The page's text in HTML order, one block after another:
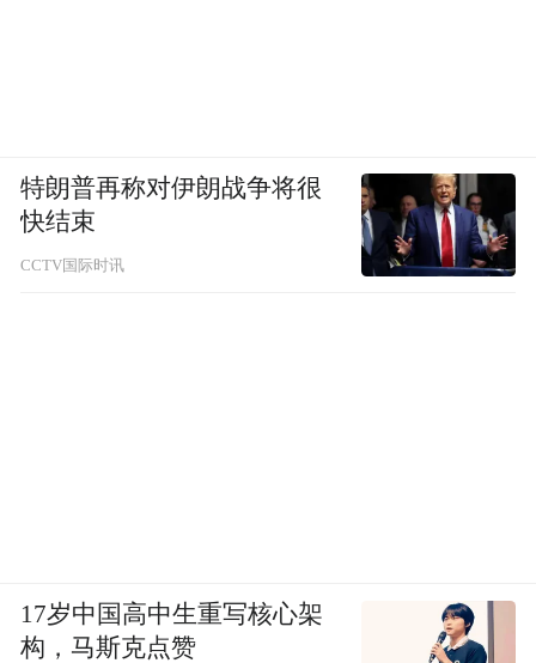
特朗普再称对伊朗战争将很
快结束
CCTV国际时讯
17岁中国高中生重写核心架
构，马斯克点赞